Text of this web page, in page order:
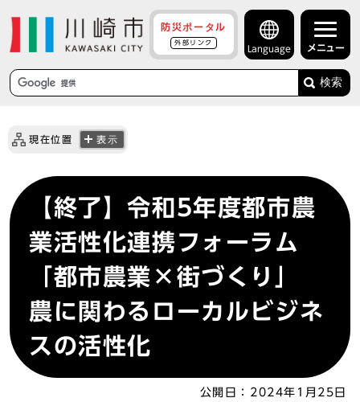
防災ポータル
外部リンク
Language メニュー
検索
現在位置 表示
【終了】令和5年度都市農
業活性化連携フォーラム
「都市農業×街づくり」
農に関わるローカルビジネ
スの活性化
公開日： 2024年1月25日